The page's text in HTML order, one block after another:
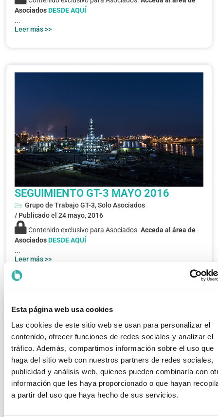
Esta página web usa cookies
Las cookies de este sitio web se usan para personalizar el
contenido, ofrecer funciones de redes sociales y analizar el
tráfico. Además, compartimos información sobre el uso que
haga del sitio web con nuestros partners de redes sociales,
publicidad y análisis web, quienes pueden combinarla con
información que les haya proporcionado o que hayan
a partir del uso que haya hecho de sus servicios.
AsociadosDESDE AQUÍ
...
Leer más >>
SEGUIMIENTO GT-3 MAYO 2016
Grupo de Trabajo GT-3,Solo Asociados
/ Publicado el 24 mayo, 2016
Contenido exclusivo para Asociados.Acceda al área de
AsociadosDESDE AQUÍ
...
Leer más >>
SEGUIMIENTO GT-0 – MAYO 2016
Grupo de Trabajo GT-0 ,Solo Asociados
/ Publicado el
24 mayo, 2016